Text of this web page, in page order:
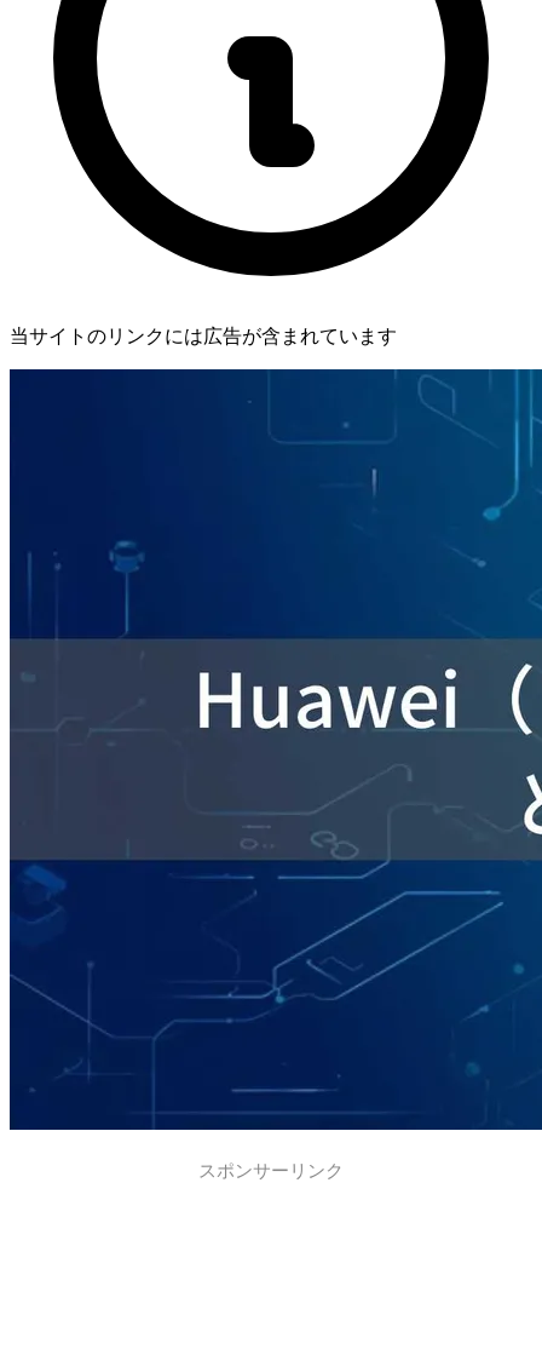
当サイトのリンクには広告が含まれています
スポンサーリンク